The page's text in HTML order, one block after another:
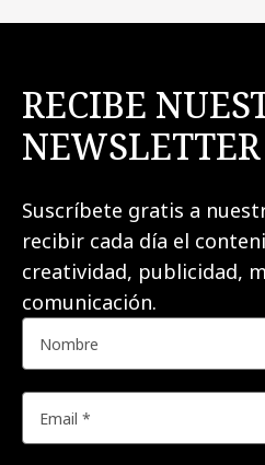
RECIBE
NEWSLETTER
Suscríbete gratis a
recibir cada día el
creatividad, publicidad,
comunicación.